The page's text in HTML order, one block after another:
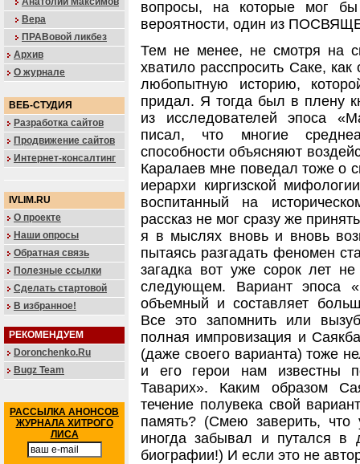
Вера
ПРАВовой ликбез
Архив
О журнале
ВЕБ-СТУДИЯ
Разработка сайтов
Продвижение сайтов
Интернет-консалтинг
IVLIM.RU
О проекте
Наши опросы
Обратная связь
Полезные ссылки
Сделать стартовой
В избранное!
РЕКОМЕНДУЕМ
Doronchenko.Ru
Bugz Team
РАССЫЛКА АНОНСОВ
ЖУРНАЛА ХИТРОГО
ЛИСА
вопросы, на которые мог
вероятности, один из
Тем не менее, не смотря на
хватило расспросить Саке,
любопытную историю,
придал. Я тогда был в плену
из исследователей эпоса
писал, что многие
способности объясняют
Каралаев мне поведал тоже о
иерархи киргизской
воспитанный на
рассказ не мог сразу же
я в мыслях вновь и вновь
пытаясь разгадать феномен
загадка вот уже сорок лет
следующем. Вариант эпоса
объемный и составляет
Все это запомнить или
полная импровизация и
(даже своего варианта) тоже
и его герои нам известны
Таварих». Каким образом
течение полувека свой
память? (Смею заверить,
иногда забывал и путался в
биографии!) И если это не